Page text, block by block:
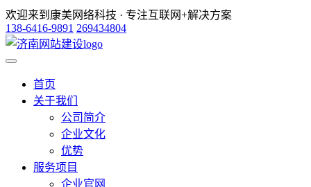
欢迎来到康美网络科技 · 专注互联网+解决方案
138-6416-9891 269434804
首页
关于我们
公司简介
企业文化
优势
服务项目
企业官网